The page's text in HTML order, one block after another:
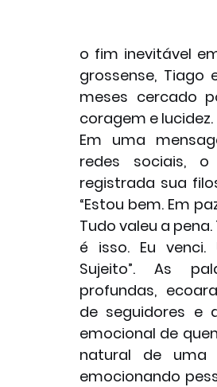
o fim inevitável
grossense,
meses cercado
coragem e lucidez.
Em uma
redes sociais, o
registrada sua
“Estou bem. Em
Tudo valeu a
é isso. Eu
Sujeito”. As
profundas,
de seguidores e
emocional de
natural de uma
emocionando